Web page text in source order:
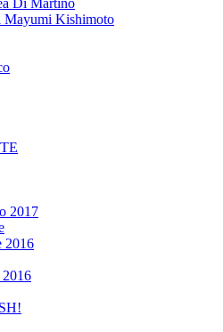
Kishimoto
2017
2016
2016